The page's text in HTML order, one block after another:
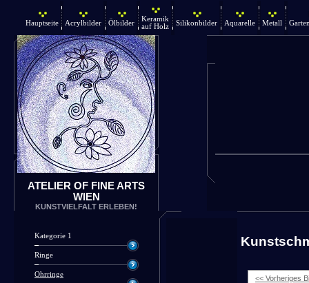
Hauptseite Acrylbilder Ölbilder
Keramik
auf Holz
Silikonbilder Aquarelle Metall
ATELIER OF FINE ARTS
WIEN
KUNSTVIELFALT ERLEBEN!
Kategorie 1
Ringe
Ohrringe << Vorheriges